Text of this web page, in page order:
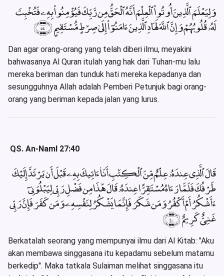
وَلِيَعْلَمَ ٱلَّذِينَ أُوتُوا۟ ٱلْعِلْمَ أَنَّهُ ٱلْحَقُّ مِن رَّبِّكَ فَيُؤْمِنُوا۟ بِهِۦ فَتُخْبِتَ
لَهُۥ قُلُوبُهُمْ وَإِنَّ ٱللَّهَ لَهَادِ ٱلَّذِينَ ءَامَنُوٓا۟ إِلَىٰ صِرَٰطٍ مُّسْتَقِيمٍ ﴿٥٤﴾
Dan agar orang-orang yang telah diberi ilmu, meyakini
bahwasanya Al Quran itulah yang hak dari Tuhan-mu lalu
mereka beriman dan tunduk hati mereka kepadanya dan
sesungguhnya Allah adalah Pemberi Petunjuk bagi orang-
orang yang beriman kepada jalan yang lurus.
QS. An-Naml 27:40
قَالَ ٱلَّذِى عِندَهُۥ عِلْمٌ مِّنَ ٱلْكِتَٰبِ أَنَا۠ ءَاتِيكَ بِهِۦ قَبْلَ أَن يَرْتَدَّ إِلَيْكَ
طَرْفُكَ فَلَمَّا رَءَاهُ مُسْتَقِرًّا عِندَهُۥ قَالَ هَٰذَا مِن فَضْلِ رَبِّى لِيَبْلُوَنِىٓ
ءَأَشْكُرُ أَمْ أَكْفُرُ وَمَن شَكَرَ فَإِنَّمَا يَشْكُرُ لِنَفْسِهِۦ وَمَن كَفَرَ فَإِنَّ رَبِّى
غَنِىٌّ كَرِيمٌ ﴿٤٠﴾
Berkatalah seorang yang mempunyai ilmu dari Al Kitab: "Aku
akan membawa singgasana itu kepadamu sebelum matamu
berkedip". Maka tatkala Sulaiman melihat singgasana itu